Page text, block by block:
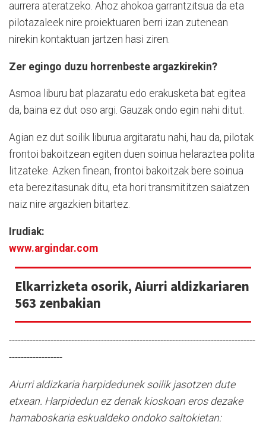
aurrera ateratzeko. Ahoz ahokoa garrantzitsua da eta
pilotazaleek nire proiektuaren berri izan zutenean
nirekin kontaktuan jartzen hasi ziren.
Zer egingo duzu horrenbeste argazkirekin?
Asmoa liburu bat plazaratu edo erakusketa bat egitea
da, baina ez dut oso argi. Gauzak ondo egin nahi ditut.
Agian ez dut soilik liburua argitaratu nahi, hau da, pilotak
frontoi bakoitzean egiten duen soinua helaraztea polita
litzateke. Azken finean, frontoi bakoitzak bere soinua
eta berezitasunak ditu, eta hori transmititzen saiatzen
naiz nire argazkien bitartez.
Irudiak:
www.argindar.com
Elkarrizketa osorik, Aiurri aldizkariaren
563 zenbakian
-----------------------------------------------------------------------------------
------------------
Aiurri aldizkaria harpidedunek soilik jasotzen dute
etxean. Harpidedun ez denak kioskoan eros dezake
hamaboskaria eskualdeko ondoko saltokietan: